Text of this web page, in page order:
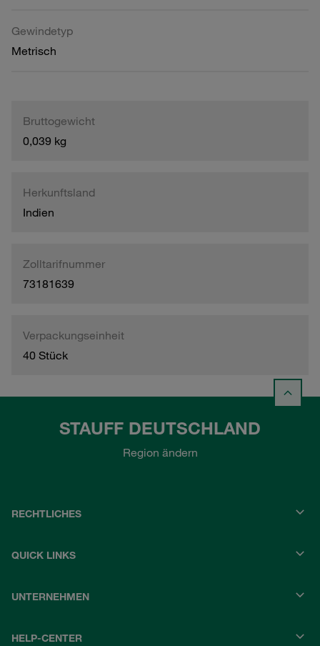
Gewindetyp
Metrisch
Bruttogewicht
0,039 kg
Herkunftsland
Indien
Zolltarifnummer
73181639
Verpackungseinheit
40 Stück
STAUFF DEUTSCHLAND
Region ändern
RECHTLICHES
QUICK LINKS
UNTERNEHMEN
HELP-CENTER